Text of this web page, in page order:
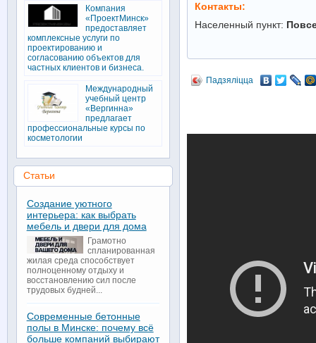
Контакты:
Населенный пункт:
Падзяліцца
Компания
«ПроектМинск»
предоставляет
комплексные услуги по
проектированию и
согласованию объектов для
частных клиентов и бизнеса.
Международный
учебный центр
«Вергинна»
предлагает
профессиональные курсы по
косметологии
Статьи
Создание уютного
интерьера: как выбрать
мебель и двери для дома
Грамотно
спланированная
жилая среда способствует
полноценному отдыху и
восстановлению сил после
трудовых будней...
Современные бетонные
полы в Минске: почему всё
больше компаний выбирают